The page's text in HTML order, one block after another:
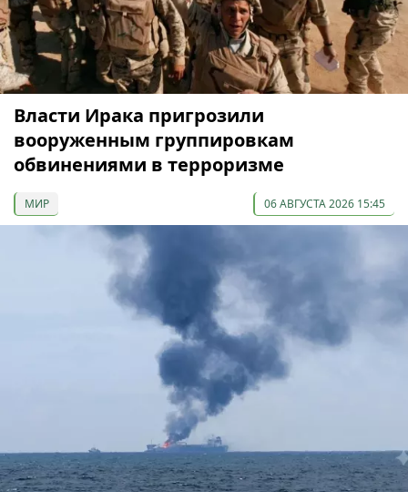
Власти Ирака пригрозили
вооруженным группировкам
обвинениями в терроризме
МИР 06 АВГУСТА 2026 15:45